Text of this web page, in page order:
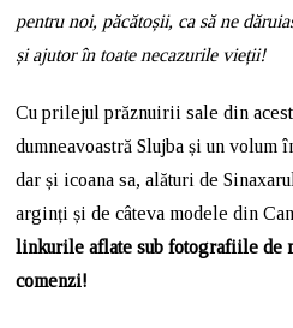
pentru noi, păcătoșii, ca să ne
și ajutor în toate necazurile vieții!
Cu prilejul prăznuirii sale din
dumneavoastră Slujba și un volum
dar și icoana sa, alături de
arginți și de câteva modele din
linkurile aflate sub fotografiile de
comenzi!